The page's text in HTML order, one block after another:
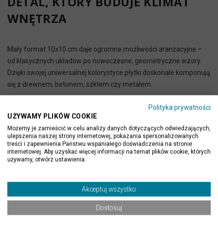
WNĘTRZA
Mały format 10x10 cm daje ogromne możliwości aranżacyjne –
od klasycznych układów po nowoczesne, geometryczne wzory.
Dzięki swojej uniwersalnej kolorystyce płytki doskonale komponują
się z drewnem, betonem, szkłem czy metalem.
- elegancką łazienkę w stylu spa z kamienną mozaiką na ścianie
- kuchnię z naturalnym akcentem nad blatem
- strefę prysznica wykończoną trawertynem
Najważniejsze zalety:
✅ naturalny trawertyn o unikalnym, subtelnym rysunku
✅ wykończenie bębnowane nadające miękki, lekko postarzony
Polityka prywatności
UŻYWAMY PLIKÓW COOKIE
Możemy je zamieścić w celu analizy danych dotyczących odwiedzających,
ulepszenia naszej strony internetowej, pokazania spersonalizowanych
treści i zapewnienia Państwu wspaniałego doświadczenia na stronie
internetowej. Aby uzyskać więcej informacji na temat plików cookie, których
używamy, otwórz ustawienia.
Akceptuj wszystko
Dostosuj